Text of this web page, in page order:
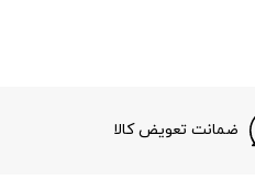
ضمانت تعویض کالا